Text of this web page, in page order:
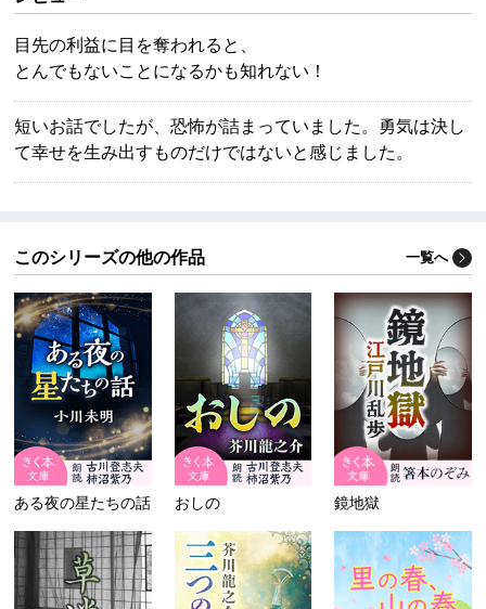
目先の利益に目を奪われると、
とんでもないことになるかも知れない！
短いお話でしたが、恐怖が詰まっていました。勇気は決し
て幸せを生み出すものだけではないと感じました。
このシリーズの他の作品 一覧へ
ある夜の星たちの話 おしの 鏡地獄